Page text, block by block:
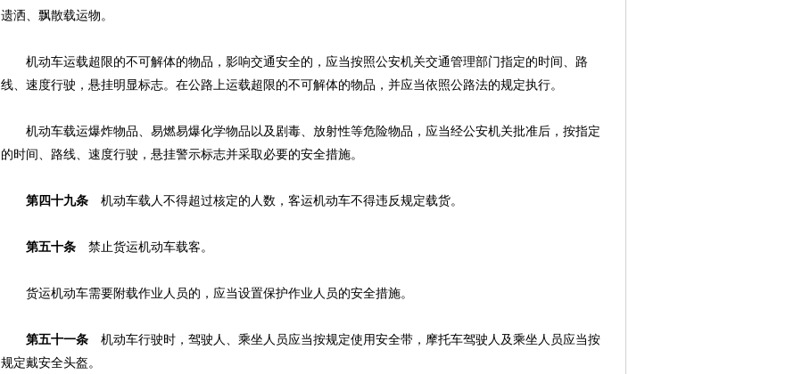
遗洒、飘散载运物。
机动车运载超限的不可解体的物品，影响交通安全的，应当按照公安机关交通管理部门指定的时间、路
线、速度行驶，悬挂明显标志。在公路上运载超限的不可解体的物品，并应当依照公路法的规定执行。
机动车载运爆炸物品、易燃易爆化学物品以及剧毒、放射性等危险物品，应当经公安机关批准后，按指定
的时间、路线、速度行驶，悬挂警示标志并采取必要的安全措施。
第四十九条 机动车载人不得超过核定的人数，客运机动车不得违反规定载货。
第五十条 禁止货运机动车载客。
货运机动车需要附载作业人员的，应当设置保护作业人员的安全措施。
第五十一条 机动车行驶时，驾驶人、乘坐人员应当按规定使用安全带，摩托车驾驶人及乘坐人员应当按
规定戴安全头盔。